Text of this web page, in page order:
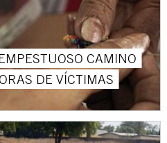
CAMINO
DE VÍCTIMAS